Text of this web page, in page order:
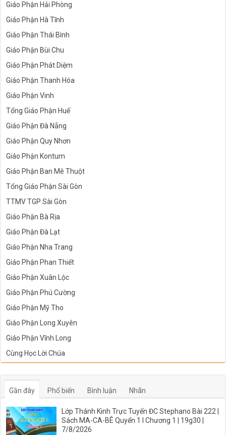
Giáo Phận Hải Phòng
Giáo Phận Hà Tĩnh
Giáo Phận Thái Bình
Giáo Phận Bùi Chu
Giáo Phận Phát Diệm
Giáo Phận Thanh Hóa
Giáo Phận Vinh
Tổng Giáo Phận Huế
Giáo Phận Đà Nẵng
Giáo Phận Quy Nhơn
Giáo Phận Kontum
Giáo Phận Ban Mê Thuột
Tổng Giáo Phận Sài Gòn
TTMV TGP Sài Gòn
Giáo Phận Bà Rịa
Giáo Phận Đà Lạt
Giáo Phận Nha Trang
Giáo Phận Phan Thiết
Giáo Phận Xuân Lộc
Giáo Phận Phú Cường
Giáo Phận Mỹ Tho
Giáo Phận Long Xuyên
Giáo Phận Vĩnh Long
Cùng Học Lời Chúa
Gần đây Phổ biến Bình luận Nhãn
Lớp Thánh Kinh Trực Tuyến ĐC Stephano Bài 222 |
Sách MA-CA-BÊ Quyển 1 I Chương 1 | 19g30 |
7/8/2026